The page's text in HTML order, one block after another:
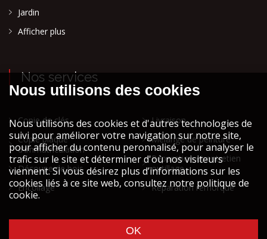
Jardin
Afficher plus
Nos services
Copie de clés
Copie plaque
d'immatriculation
Découpe de bois
Encollage
Livraison
Mélange de peinture
Réparation et entretien
outillage
Réparation remorque